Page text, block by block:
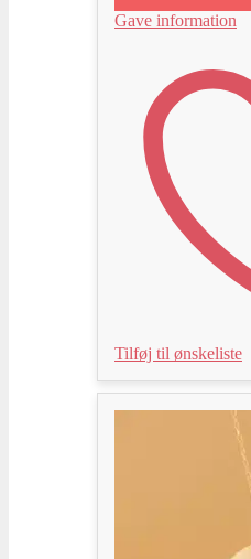
Gave information
Tilføj til ønskeliste